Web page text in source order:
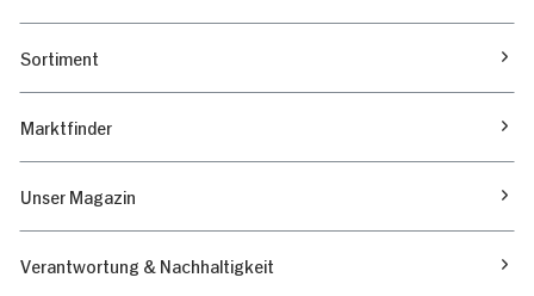
Sortiment
Marktfinder
Unser Magazin
Verantwortung & Nachhaltigkeit